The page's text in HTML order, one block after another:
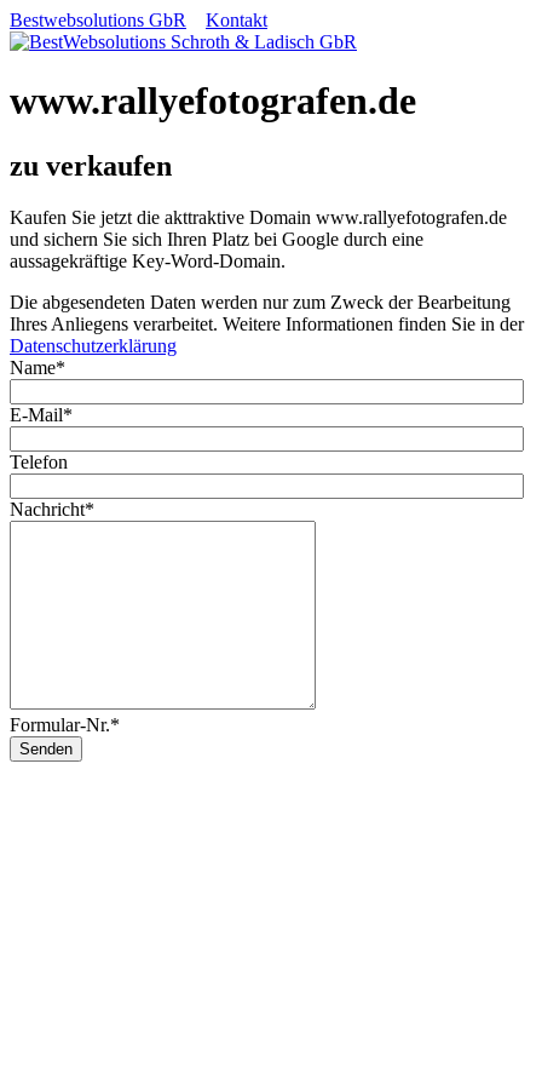
Bestwebsolutions GbR Kontakt
www.rallyefotografen.de
zu verkaufen
Kaufen Sie jetzt die akttraktive Domain www.rallyefotografen.de
und sichern Sie sich Ihren Platz bei Google durch eine
aussagekräftige Key-Word-Domain.
Die abgesendeten Daten werden nur zum Zweck der Bearbeitung
Ihres Anliegens verarbeitet. Weitere Informationen finden Sie in der
Datenschutzerklärung
Name*
E-Mail*
Telefon
Nachricht*
Formular-Nr.*
Senden